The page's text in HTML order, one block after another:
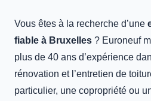
Vous êtes à la recherche d’une
fiable à Bruxelles ? Euroneuf
plus de 40 ans d’expérience
rénovation et l’entretien de
particulier, une copropriété ou